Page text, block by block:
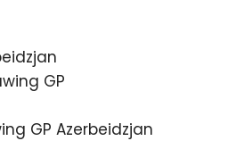
GP
GP Azerbeidzjan